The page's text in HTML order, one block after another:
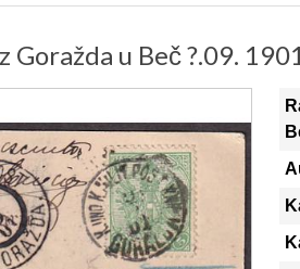
Goražda u Beč ?.09.